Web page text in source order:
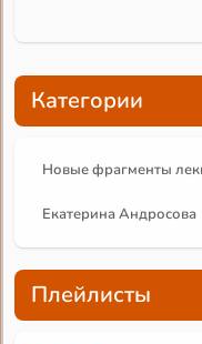
Категории
Новые фрагменты
Екатерина Андросова
Плейлисты